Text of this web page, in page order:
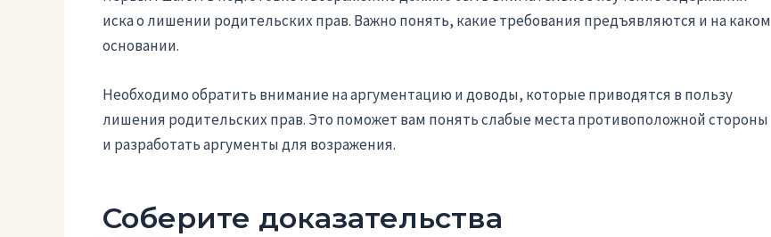
иска о лишении родительских прав. Важно понять, какие требования предъявляются и на каком
основании.
Необходимо обратить внимание на аргументацию и доводы, которые приводятся в пользу
лишения родительских прав. Это поможет вам понять слабые места противоположной стороны
и разработать аргументы для возражения.
Соберите доказательства